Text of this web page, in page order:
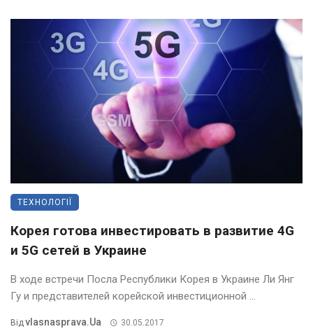
ТЕХНОЛОГІЇ
Корея готова инвестировать в развитие 4G
и 5G сетей в Украине
В ходе встречи Посла Республики Корея в Украине Ли Янг
Гу и представителей корейской инвестиционной ...
ВідVlasnasprava.ua 30.05.2017